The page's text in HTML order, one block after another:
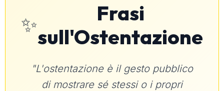
✨
Frasi
sull'Ostentazione
"L'ostentazione è il gesto pubblico
di mostrare sé stessi o i propri